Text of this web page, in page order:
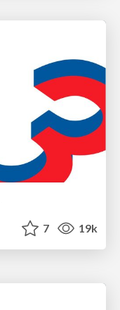
7 19k